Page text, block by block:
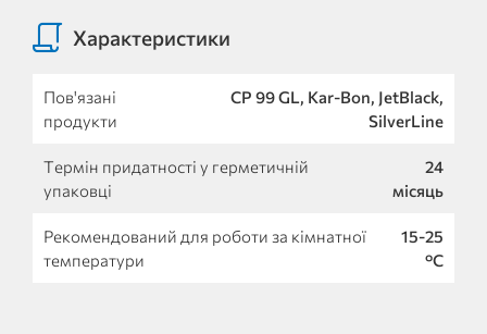
Характеристики
Пов'язані
продукти
CP 99 GL, Kar-Bon, JetBlack,
SilverLine
Термін придатності у герметичній
упаковці
24
місяць
Рекомендований для роботи за кімнатної
температури
15-25
°C